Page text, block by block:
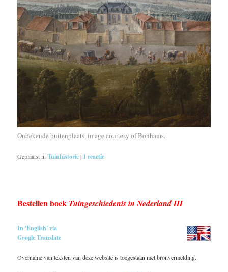
Onbekende buitenplaats, image courtesy of Bonhams.
Geplaatst in Tuinhistorie| 1 reactie
Bestellen boek Tuingeschiedenis in Nederland III
In 'English' via
Google Translate
Overname van teksten van deze website is toegestaan met bronvermelding.